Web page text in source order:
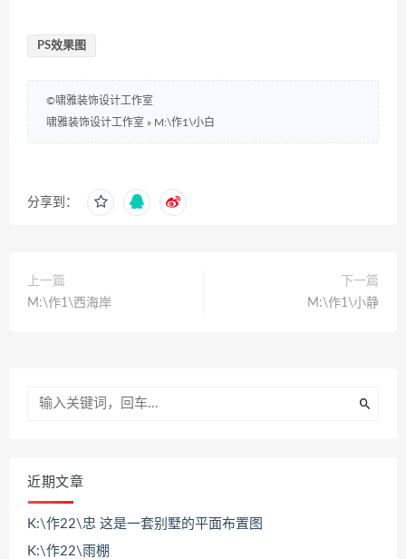
PS效果图
©啸雅装饰设计工作室
啸雅装饰设计工作室 » M:\作1\小白
分享到：
上一篇
M:\作1\西海岸
下一篇
M:\作1\小静
近期文章
K:\作22\忠 这是一套别墅的平面布置图
K:\作22\雨棚